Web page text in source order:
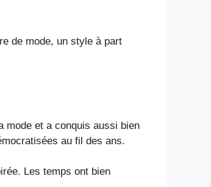
de mode, un style à part
mode et a conquis aussi bien
au fil des ans.
Les temps ont bien